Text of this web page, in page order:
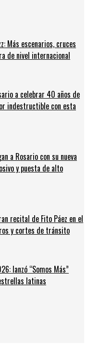
Más escenarios, cruces
de nivel internacional
a celebrar 40 años de
indestructible con esta
a Rosario con su nueva
y puesta de alto
recital de Fito Páez en el
y cortes de tránsito
lanzó “Somos Más”
latinas